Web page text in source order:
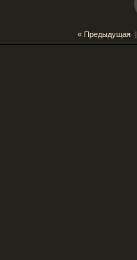
« Предыдущая|